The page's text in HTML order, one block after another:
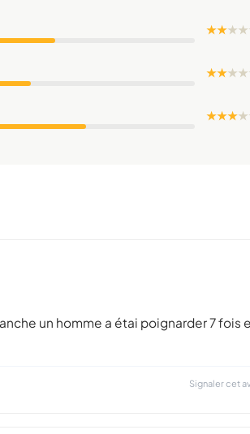
★ ★★★
★ ★★★
★ ★ ★★
un homme a étai poignarder 7 fois
Signaler cet